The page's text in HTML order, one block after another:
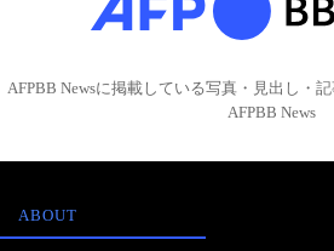
AFPBB Newsに掲載している写真・見出し・
AFPBB News
ABOUT